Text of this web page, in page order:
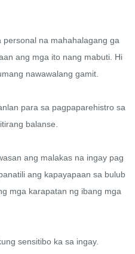
na mahahalagang ga
ang mga ito nang mabuti. Hi
nawawalang gamit.
para sa pagpaparehistro sa
balanse.
ang malakas na ingay pag
ang kapayapaan sa bulub
mga karapatan ng ibang mga
sensitibo ka sa ingay.